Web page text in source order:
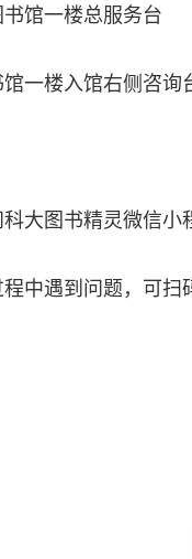
馆一楼总服务台
一楼入馆右侧咨询
大图书精灵微信小
程中遇到问题，可扫